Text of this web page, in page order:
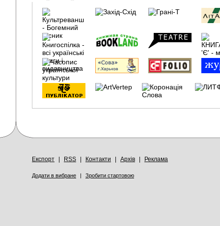
Експорт RSS Контакти Архів Реклама
Додати в вибране | Зробити стартовою